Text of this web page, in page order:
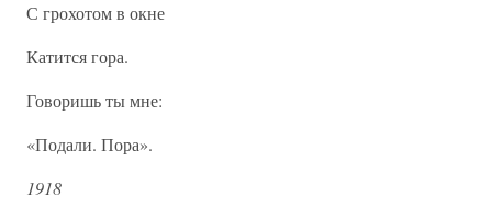
С грохотом в окне
Катится гора.
Говоришь ты мне:
«Подали. Пора».
1918